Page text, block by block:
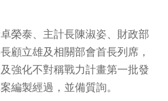
榮泰、主計長陳淑姿、財政部
顧立雄及相關部會首長列席，
強化不對稱戰力計畫第一批發
編製經過，並備質詢。